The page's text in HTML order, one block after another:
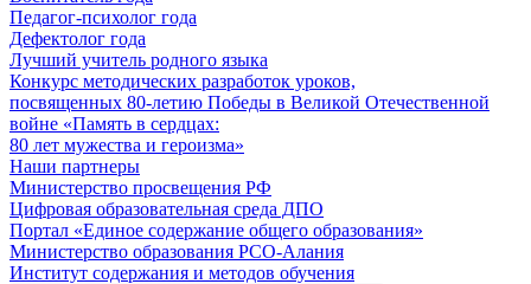
Педагог-психолог года
Дефектолог года
Лучший учитель родного языка
Конкурс методических разработок уроков,
посвященных 80-летию Победы в Великой Отечественной
войне «Память в сердцах:
80 лет мужества и героизма»
Наши партнеры
Министерство просвещения РФ
Цифровая образовательная среда ДПО
Портал «Единое содержание общего образования»
Министерство образования РСО-Алания
Институт содержания и методов обучения